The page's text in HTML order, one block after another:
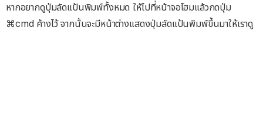
หากอยากดูปุ่มลัดแป้นพิมพ์ทั้งหมด ให้ไปที่หน้าจอโฮมแล้วกดปุ่ม
⌘cmd ค้างไว้ จากนั้นจะมีหน้าต่างแสดงปุ่มลัดแป้นพิมพ์ขึ้นมาให้เราดู